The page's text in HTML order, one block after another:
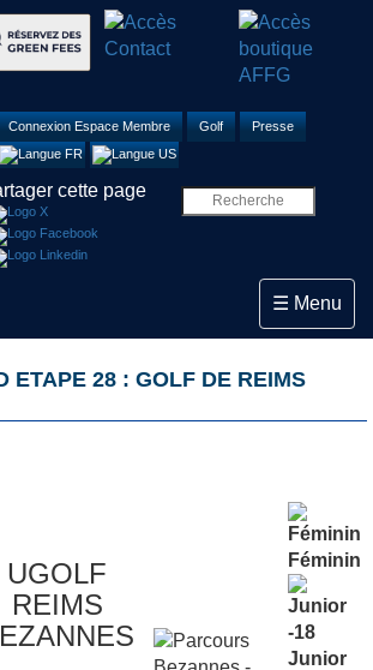
Connexion Espace Membre Golf Presse
cette page
Toggle
☰ Menu
ETAPE 28 : GOLF DE REIMS
UGOLF
REIMS
Féminin
Junior